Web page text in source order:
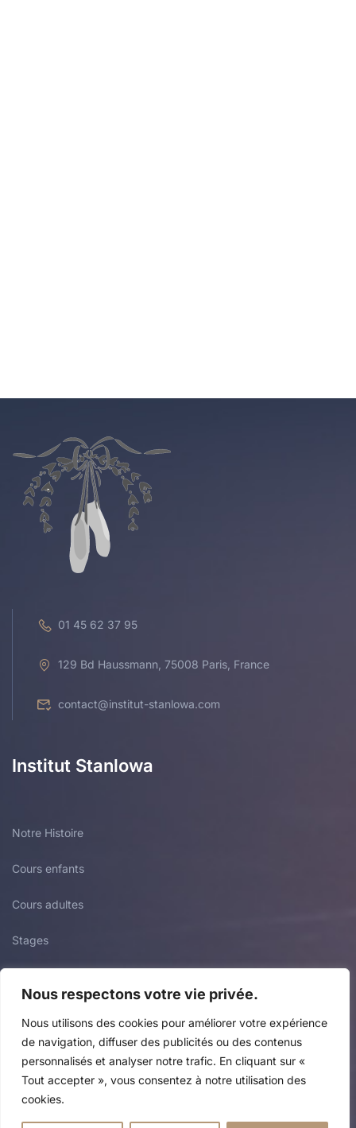
Nous respectons votre vie privée.
Nous utilisons des cookies pour améliorer votre expérience
de navigation, diffuser des publicités ou des contenus
personnalisés et analyser notre trafic. En cliquant sur «
Tout accepter », vous consentez à notre utilisation des
cookies.
01 45 62 37 95
129 Bd Haussmann, 75008 Paris, France
contact@institut-stanlowa.com
Institut Stanlowa
Notre Histoire
Cours enfants
Cours adultes
Stages
Infos
FAQ